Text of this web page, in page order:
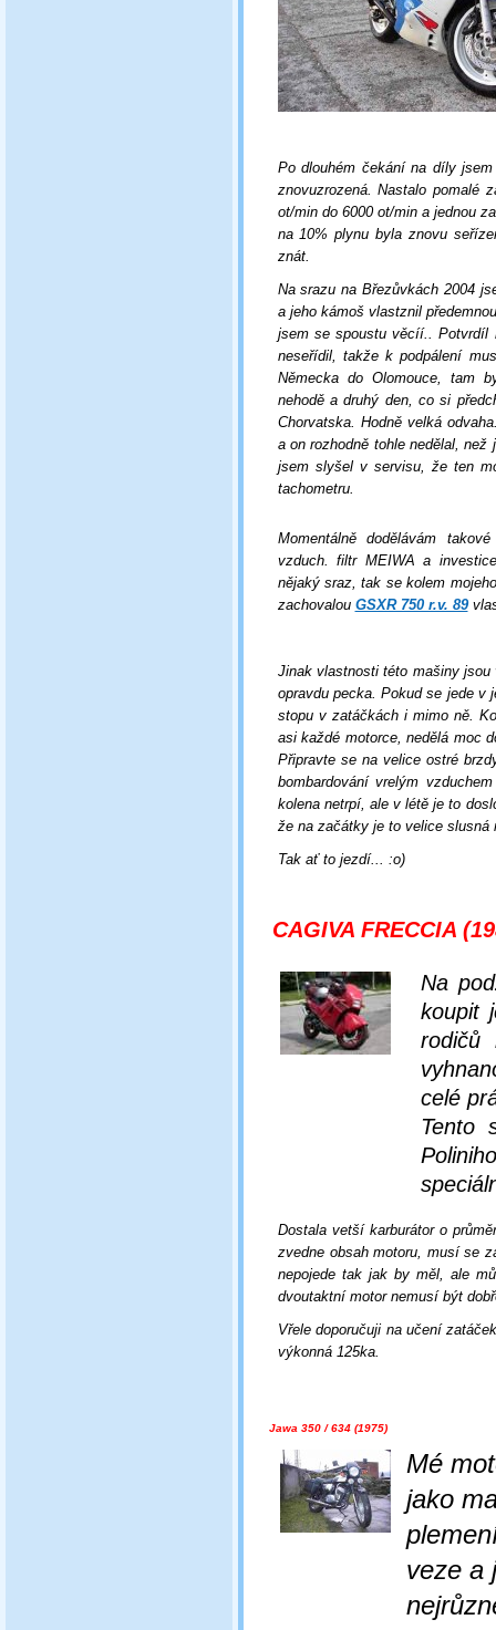
Po dlouhém čekání na díly
znovuzrozená. Nastalo pomalé
ot/mindo 6000 ot/mina jednou
na 10% plynu byla znovu
znát.
Na srazu na Březůvkách 2004
a jeho kámoš vlastznil
jsem se spoustu věcíí..
neseřídil, takže k podpálení
Německa do Olomouce, tam
nehodě a druhý den, co si
Chorvatska. Hodně velká
a on rozhodně tohle nedělal,
jsem slyšel v servisu, že ten
tachometru.
Momentálně dodělávám
vzduch. filtr MEIWA a
nějaký sraz, tak se kolem
zachovalou GSXR 750 r.v. 89
Jinak vlastnosti této mašiny
opravdu pecka. Pokud se jede v
stopu v zatáčkách i mimo ně.
asi každé motorce, nedělá moc
Připravte se na velice ostré
bombardování vrelým
kolena netrpí, ale v létě je to
že na začátky je to velice slusná
Tak ať to jezdí... :o)
CAGIVA FRECCIA
Na
koupit
rodičů
celé
Tento
Dostala vetší karburátor o
zvedne obsah motoru, musí se
nepojede tak jak by měl, ale
dvoutaktní motor nemusí být
Vřele doporučuji na učení
výkonná 125ka.
Jawa 350 / 634 (1975)
Mé
jako
veze a